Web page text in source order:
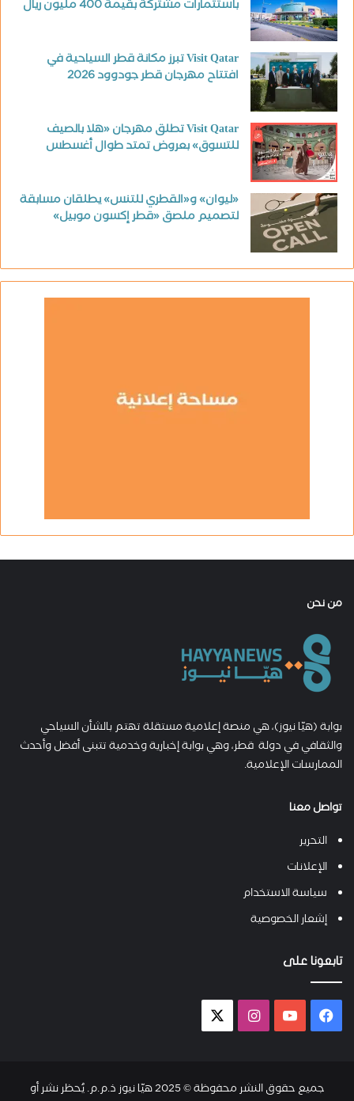
باستثمارات مشتركة بقيمة 400 مليون ريال
Visit Qatar تبرز مكانة قطر السياحية في
افتتاح مهرجان قطر جودوود 2026
Visit Qatar تطلق مهرجان «هلا بالصيف
للتسوق» بعروض تمتد طوال أغسطس
«ليوان» و«القطري للتنس» يطلقان مسابقة
لتصميم ملصق «قطر إكسون موبيل»
من نحن
بوابة (هيّا نيوز)، هي منصة إعلامية مستقلة تهتم بالشأن السياحي
والثقافي في دولة قطر، وهي بوابة إخبارية وخدمية تتبنى أفضل وأحدث
الممارسات الإعلامية.
تواصل معنا
التحرير
الإعلانات
سياسة الاستخدام
إشعار الخصوصية
تابعونا على
فيسبوك يوتيوب انستقرام
جميع حقوق النشر محفوظة © 2025 هيّا نيوز ذ.م.م. يُحظر نشر أو